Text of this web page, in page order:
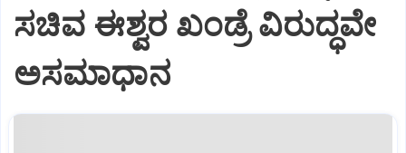
ಸಚಿವ ಈಶ್ವರ ಖಂಡ್ರೆ ವಿರುದ್ಧವೇ
ಅಸಮಾಧಾನ